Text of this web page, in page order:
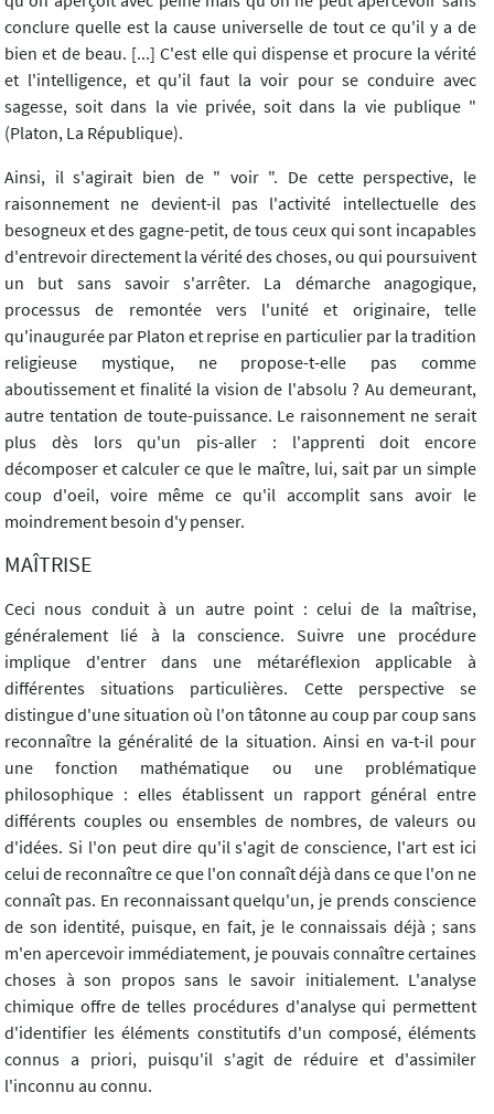
conclure quelle est la cause universelle de tout ce qu'il y a de
bien et de beau. [...] C'est elle qui dispense et procure la vérité
et l'intelligence, et qu'il faut la voir pour se conduire avec
sagesse, soit dans la vie privée, soit dans la vie publique "
(Platon, La République).
Ainsi, il s'agirait bien de " voir ". De cette perspective, le
raisonnement ne devient-il pas l'activité intellectuelle des
besogneux et des gagne-petit, de tous ceux qui sont incapables
d'entrevoir directement la vérité des choses, ou qui poursuivent
un but sans savoir s'arrêter. La démarche anagogique,
processus de remontée vers l'unité et originaire, telle
qu'inaugurée par Platon et reprise en particulier par la tradition
religieuse mystique, ne propose-t-elle pas comme
aboutissement et finalité la vision de l'absolu ? Au demeurant,
autre tentation de toute-puissance. Le raisonnement ne serait
plus dès lors qu'un pis-aller : l'apprenti doit encore
décomposer et calculer ce que le maître, lui, sait par un simple
coup d'oeil, voire même ce qu'il accomplit sans avoir le
moindrement besoin d'y penser.
MAÎTRISE
Ceci nous conduit à un autre point : celui de la maîtrise,
généralement lié à la conscience. Suivre une procédure
implique d'entrer dans une métaréflexion applicable à
différentes situations particulières. Cette perspective se
distingue d'une situation où l'on tâtonne au coup par coup sans
reconnaître la généralité de la situation. Ainsi en va-t-il pour
une fonction mathématique ou une problématique
philosophique : elles établissent un rapport général entre
différents couples ou ensembles de nombres, de valeurs ou
d'idées. Si l'on peut dire qu'il s'agit de conscience, l'art est ici
celui de reconnaître ce que l'on connaît déjà dans ce que l'on ne
connaît pas. En reconnaissant quelqu'un, je prends conscience
de son identité, puisque, en fait, je le connaissais déjà ; sans
m'en apercevoir immédiatement, je pouvais connaître certaines
choses à son propos sans le savoir initialement. L'analyse
chimique offre de telles procédures d'analyse qui permettent
d'identifier les éléments constitutifs d'un composé, éléments
connus a priori, puisqu'il s'agit de réduire et d'assimiler
l'inconnu au connu.